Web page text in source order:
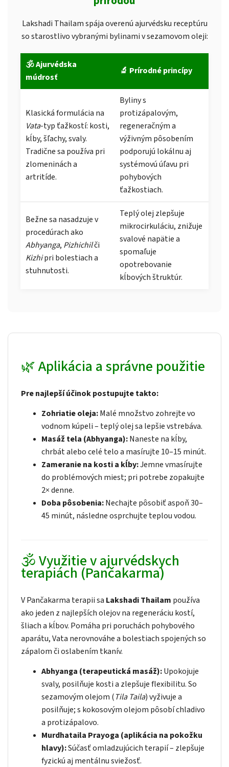
Lakshadi Thailam spája overenú ajurvédsku receptúru
so starostlivo vybranými bylinami v sezamovom oleji:
🕉️ Ajurvédska
múdrosť
🔬 Prírodné princípy
Klasická formulácia na
Vata-typ ťažkostí: kosti,
kĺby, šľachy, svaly.
Tradične sa používa pri
zlomeninách a
artritíde.
Byliny s
protizápalovým,
regeneračným a
výživným pôsobením
podporujú lokálnu aj
systémovú úľavu pri
pohybových
ťažkostiach.
Bežne sa nasadzuje v
procedúrach ako
Abhyanga, Pizhichilči
Kizhipri bolestiach a
stuhnutosti.
Teplý olej zlepšuje
mikrocirkuláciu, znižuje
svalové napätie a
spomaľuje
opotrebovanie
kĺbových štruktúr.
🌿 Aplikácia a správne použitie
Pre najlepší účinok postupujte takto:
Zohriatie oleja:Malé množstvo zohrejte vo
vodnom kúpeli – teplý olej sa lepšie vstrebáva.
Masáž tela (Abhyanga):Naneste na kĺby,
chrbát alebo celé telo a masírujte 10–15 minút.
Zameranie na kosti a kĺby:Jemne vmasírujte
do problémových miest; pri potrebe zopakujte
2× denne.
Doba pôsobenia:Nechajte pôsobiť aspoň 30–
45 minút, následne osprchujte teplou vodou.
🕉️ Využitie v ajurvédskych
terapiách (Pančakarma)
V Pančakarma terapii sa Lakshadi Thailam používa
ako jeden z najlepších olejov na regeneráciu kostí,
šliach a kĺbov. Pomáha pri poruchách pohybového
aparátu, Vata nerovnováhe a bolestiach spojených so
zápalom či oslabením tkanív.
Abhyanga (terapeutická masáž):Upokojuje
svaly, posilňuje kosti a zlepšuje flexibilitu. So
sezamovým olejom (Tila Taila) vyživuje a
posilňuje; s kokosovým olejom pôsobí chladivo
a protizápalovo.
Murdhataila Prayoga (aplikácia na pokožku
hlavy):Súčasť omladzujúcich terapií – zlepšuje
fyzickú aj mentálnu sviežosť.